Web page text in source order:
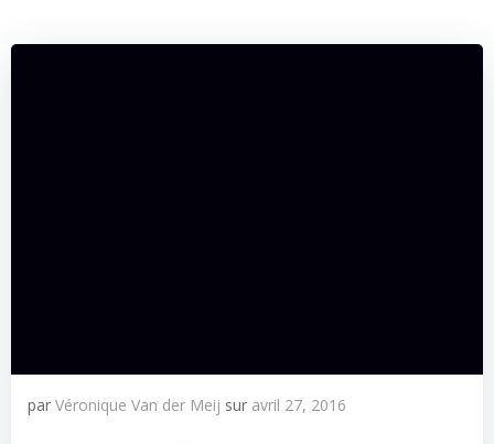
par Véronique Van der Meij sur avril 27, 2016